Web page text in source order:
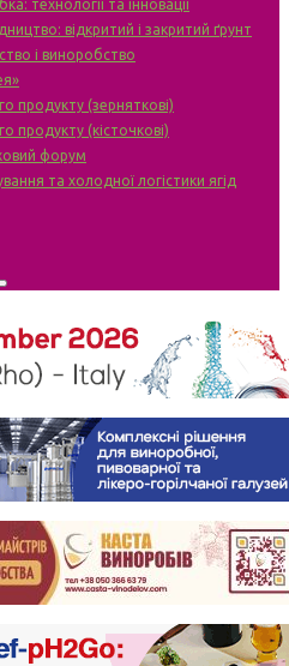
технології та інновації
відкритий і закритий ґрунт
і виноробство
продукту (зерняткові)
продукту (кісточкові)
форум
та холодної логістики ягід